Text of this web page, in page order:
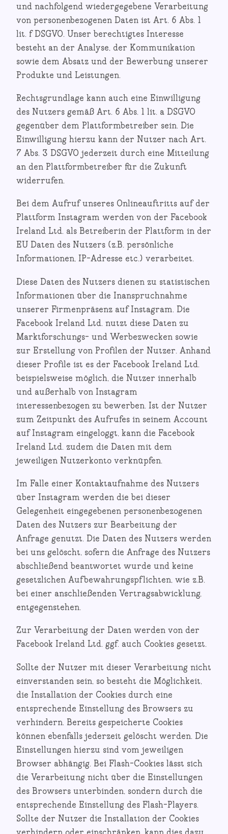
und nachfolgend wiedergegebene Verarbeitung
von personenbezogenen Daten ist Art. 6 Abs. 1
lit. f DSGVO. Unser berechtigtes Interesse
besteht an der Analyse, der Kommunikation
sowie dem Absatz und der Bewerbung unserer
Produkte und Leistungen.
Rechtsgrundlage kann auch eine Einwilligung
des Nutzers gemäß Art. 6 Abs. 1 lit. a DSGVO
gegenüber dem Plattformbetreiber sein. Die
Einwilligung hierzu kann der Nutzer nach Art.
7 Abs. 3 DSGVO jederzeit durch eine Mitteilung
an den Plattformbetreiber für die Zukunft
widerrufen.
Bei dem Aufruf unseres Onlineauftritts auf der
Plattform Instagram werden von der Facebook
Ireland Ltd. als Betreiberin der Plattform in der
EU Daten des Nutzers (z.B. persönliche
Informationen, IP-Adresse etc.) verarbeitet.
Diese Daten des Nutzers dienen zu statistischen
Informationen über die Inanspruchnahme
unserer Firmenpräsenz auf Instagram. Die
Facebook Ireland Ltd. nutzt diese Daten zu
Marktforschungs- und Werbezwecken sowie
zur Erstellung von Profilen der Nutzer. Anhand
dieser Profile ist es der Facebook Ireland Ltd.
beispielsweise möglich, die Nutzer innerhalb
und außerhalb von Instagram
interessenbezogen zu bewerben. Ist der Nutzer
zum Zeitpunkt des Aufrufes in seinem Account
auf Instagram eingeloggt, kann die Facebook
Ireland Ltd. zudem die Daten mit dem
jeweiligen Nutzerkonto verknüpfen.
Im Falle einer Kontaktaufnahme des Nutzers
über Instagram werden die bei dieser
Gelegenheit eingegebenen personenbezogenen
Daten des Nutzers zur Bearbeitung der
Anfrage genutzt. Die Daten des Nutzers werden
bei uns gelöscht, sofern die Anfrage des Nutzers
abschließend beantwortet wurde und keine
gesetzlichen Aufbewahrungspflichten, wie z.B.
bei einer anschließenden Vertragsabwicklung,
entgegenstehen.
Zur Verarbeitung der Daten werden von der
Facebook Ireland Ltd. ggf. auch Cookies gesetzt.
Sollte der Nutzer mit dieser Verarbeitung nicht
einverstanden sein, so besteht die Möglichkeit,
die Installation der Cookies durch eine
entsprechende Einstellung des Browsers zu
verhindern. Bereits gespeicherte Cookies
können ebenfalls jederzeit gelöscht werden. Die
Einstellungen hierzu sind vom jeweiligen
Browser abhängig. Bei Flash-Cookies lässt sich
die Verarbeitung nicht über die Einstellungen
des Browsers unterbinden, sondern durch die
entsprechende Einstellung des Flash-Players.
Sollte der Nutzer die Installation der Cookies